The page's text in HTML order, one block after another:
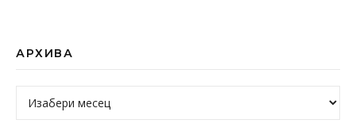
АРХИВА
Архива